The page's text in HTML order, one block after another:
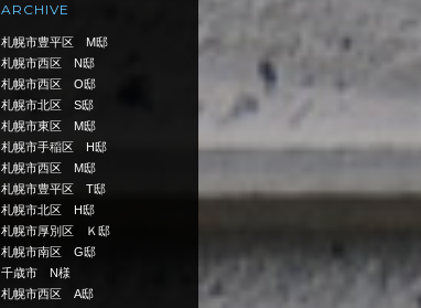
ARCHIVE
札幌市豊平区 M邸
札幌市西区 N邸
札幌市西区 O邸
札幌市北区 S邸
札幌市東区 M邸
札幌市手稲区 H邸
札幌市西区 M邸
札幌市豊平区 T邸
札幌市北区 H邸
札幌市厚別区 Ｋ邸
札幌市南区 G邸
千歳市 N様
札幌市西区 A邸